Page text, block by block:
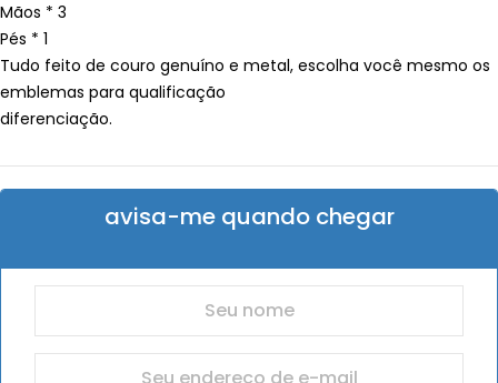
Mãos * 3
Pés * 1
Tudo feito de couro genuíno e metal, escolha você mesmo os
emblemas para qualificação
diferenciação.
avisa-me quando chegar